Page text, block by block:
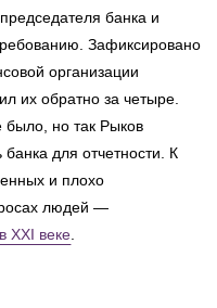
банка и
Зафиксировано
организации
их обратно за четыре.
но так Рыков
для отчетности. К
и плохо
людей —
XXI веке